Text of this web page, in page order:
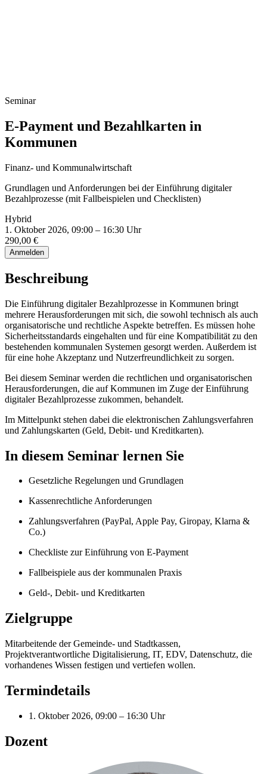
Seminar
E-Payment und Bezahlkarten in
Kommunen
Finanz- und Kommunalwirtschaft
Grundlagen und Anforderungen bei der Einführung digitaler
Bezahlprozesse (mit Fallbeispielen und Checklisten)
Hybrid
1. Oktober 2026, 09:00 – 16:30 Uhr
290,00 €
Anmelden
Beschreibung
Die Einführung digitaler Bezahlprozesse in Kommunen bringt
mehrere Herausforderungen mit sich, die sowohl technisch als auch
organisatorische und rechtliche Aspekte betreffen. Es müssen hohe
Sicherheitsstandards eingehalten und für eine Kompatibilität zu den
bestehenden kommunalen Systemen gesorgt werden. Außerdem ist
für eine hohe Akzeptanz und Nutzerfreundlichkeit zu sorgen.
Bei diesem Seminar werden die rechtlichen und organisatorischen
Herausforderungen, die auf Kommunen im Zuge der Einführung
digitaler Bezahlprozesse zukommen, behandelt.
Im Mittelpunkt stehen dabei die elektronischen Zahlungsverfahren
und Zahlungskarten (Geld, Debit- und Kreditkarten).
In diesem Seminar lernen Sie
Gesetzliche Regelungen und Grundlagen
Kassenrechtliche Anforderungen
Zahlungsverfahren (PayPal, Apple Pay, Giropay, Klarna &
Co.)
Checkliste zur Einführung von E-Payment
Fallbeispiele aus der kommunalen Praxis
Geld-, Debit- und Kreditkarten
Zielgruppe
Mitarbeitende der Gemeinde- und Stadtkassen,
Projektverantwortliche Digitalisierung, IT, EDV, Datenschutz, die
vorhandenes Wissen festigen und vertiefen wollen.
Termindetails
1. Oktober 2026, 09:00 – 16:30 Uhr
Dozent